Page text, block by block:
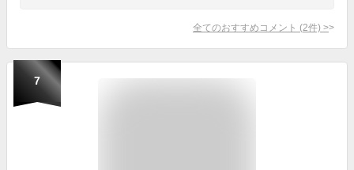
全てのおすすめコメント (2件) >
7